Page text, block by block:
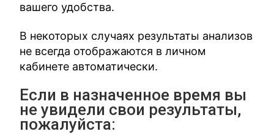
вашего удобства.
В некоторых случаях результаты анализов
не всегда отображаются в личном
кабинете автоматически.
Если в назначенное время вы
не увидели свои результаты,
пожалуйста: